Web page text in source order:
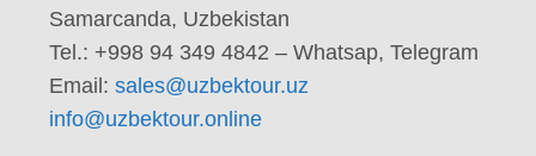
Samarcanda, Uzbekistan
Tel.: +998 94 349 4842 – Whatsap, Telegram
Email: sales@uzbektour.uz
info@uzbektour.online